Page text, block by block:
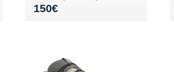
150€
Vendu 150€